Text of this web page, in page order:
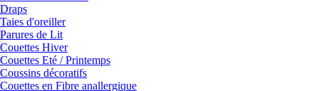
Draps
Taies d'oreiller
Parures de Lit
Couettes Hiver
Couettes Eté / Printemps
Coussins décoratifs
Couettes en Fibre anallergique